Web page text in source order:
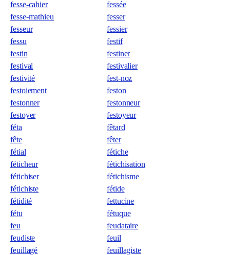
fesse-cahier
fessée
fesse-mathieu
fesser
fesseur
fessier
fessu
festif
festin
festiner
festival
festivalier
festivité
fest-noz
festoiement
feston
festonner
festonneur
festoyer
festoyeur
féta
fêtard
fête
fêter
fétial
fétiche
féticheur
fétichisation
fétichiser
fétichisme
fétichiste
fétide
fétidité
fettucine
fétu
fétuque
feu
feudataire
feudiste
feuil
feuillagé
feuillagiste